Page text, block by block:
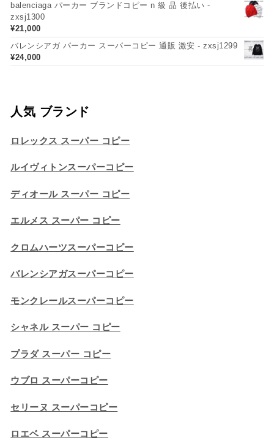
balenciaga パーカー ブランドコピー n 級 品 後払い -
zxsj1300
¥21,000
バレンシアガ パーカー スーパーコピー 通販 激安 - zxsj1299
¥24,000
人気 ブランド
ロレックス スーパー コピー
ルイヴィトンスーパーコピー
ディオール スーパー コピー
エルメス スーパー コピー
クロムハーツスーパーコピー
バレンシアガスーパーコピー
モンクレールスーパーコピー
シャネル スーパー コピー
プラダ スーパー コピー
ウブロ スーパーコピー
セリーヌ スーパーコピー​
ロエベ スーパーコピー